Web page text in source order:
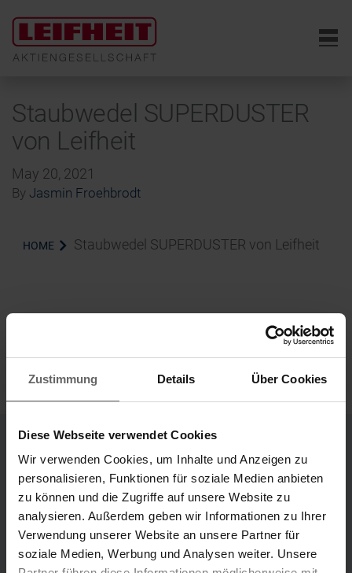
Zustimmung Details Über Cookies
Diese Webseite verwendet Cookies
Wir verwenden Cookies, um Inhalte und Anzeigen zu
personalisieren, Funktionen für soziale Medien anbieten
zu können und die Zugriffe auf unsere Website zu
analysieren. Außerdem geben wir Informationen zu Ihrer
Verwendung unserer Website an unsere Partner für
soziale Medien, Werbung und Analysen weiter. Unsere
6
Staubwedel SUPERDUSTER
von Leifheit
May 20, 2021
By Jasmin Froehbrodt
HOME Staubwedel SUPERDUSTER von Leifheit
Unternehmensbereiche
Unsere Marken
„Unsere Ideen, die dein Leben leichter machen.“
Marke Leifheit Marke Soehnle